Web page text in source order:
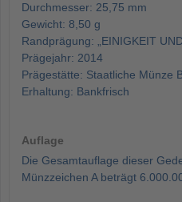
Durchmesser: 25,75 mm
Gewicht: 8,50 g
Randprägung: „EINIGKEIT
Prägejahr: 2014
Prägestätte: Staatliche Münze
Erhaltung: Bankfrisch
Auflage
Die Gesamtauflage dieser
Münzzeichen A beträgt